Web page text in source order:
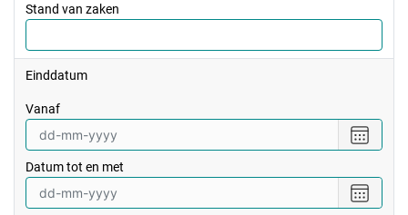
Stand van zaken
Einddatum
vanaf
een
vanaf
Datum tot en met
een